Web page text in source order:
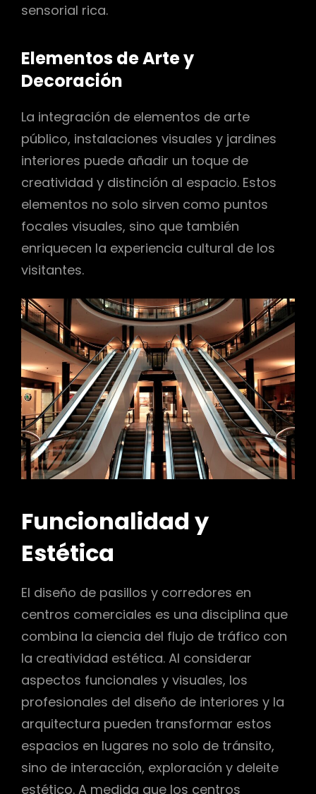
sensorial rica.
Elementos de Arte y
Decoración
La integración de elementos de arte
público, instalaciones visuales y jardines
interiores puede añadir un toque de
creatividad y distinción al espacio. Estos
elementos no solo sirven como puntos
focales visuales, sino que también
enriquecen la experiencia cultural de los
visitantes.
Funcionalidad y
Estética
El diseño de pasillos y corredores en
centros comerciales es una disciplina que
combina la ciencia del flujo de tráfico con
la creatividad estética. Al considerar
aspectos funcionales y visuales, los
profesionales del diseño de interiores y la
arquitectura pueden transformar estos
espacios en lugares no solo de tránsito,
sino de interacción, exploración y deleite
estético. A medida que los centros